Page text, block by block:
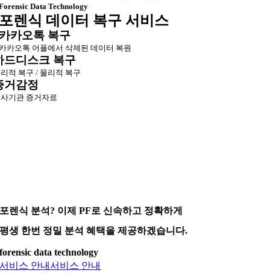
Data Technology
렌식 데이터 복구 서비스
카오톡 복구
카오톡 어플에서 삭제된 데이터 복원
드디스크 복구
적 복구 / 물리적 복구
거감정
기관 증거자료
포렌식 분석? 이제 PF로 신속하고 정확하게
평생 한번 정밀 분석 혜택을 제공하겠습니다.
forensic data technology
서비스 안내서비스 안내